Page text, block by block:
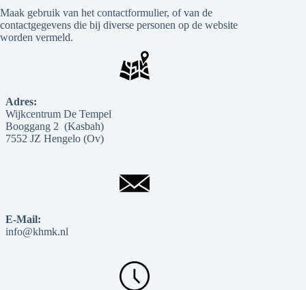
Maak gebruik van het contactformulier, of van de
contactgegevens die bij diverse personen op de website
worden vermeld.
Adres:
Wijkcentrum De Tempel
Booggang 2 (Kasbah)
7552 JZ Hengelo (Ov)
E-Mail:
info@khmk.nl